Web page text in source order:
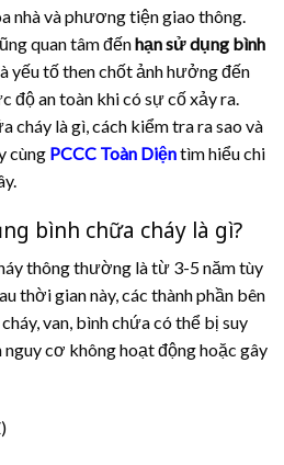
nhà và phương tiện giao thông.
quan tâm đếnhạn sử dụng bình
yếu tố then chốt ảnh hưởng đến
độ an toàn khi có sự cố xảy ra.
cháy là gì, cách kiểm tra ra sao và
cùng PCCC Toàn Diệntìm hiểu chi
bình chữa cháy là gì?
thông thường là từ 3-5 năm tùy
thời gian này, các thành phần bên
van, bình chứa có thể bị suy
cơ không hoạt động hoặc gây